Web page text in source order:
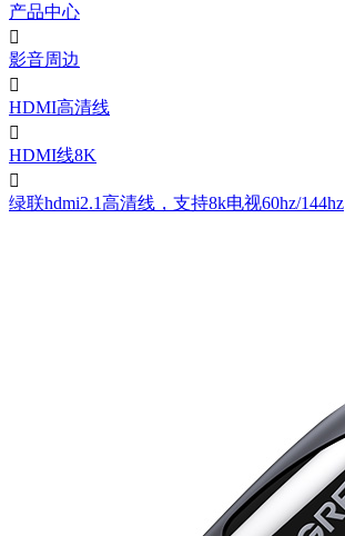
产品中心

影音周边

HDMI高清线

HDMI线8K

绿联hdmi2.1高清线，支持8k电视60hz/144hz